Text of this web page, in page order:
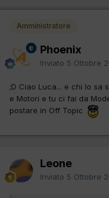
Amministratore
Phoenix
Inviato 5 Ottobre
;D Ciao Luca... e chi lo sa
e Motori e tu ci fai da
postare in Off Topic
Leone
Inviato 5 Ottobre